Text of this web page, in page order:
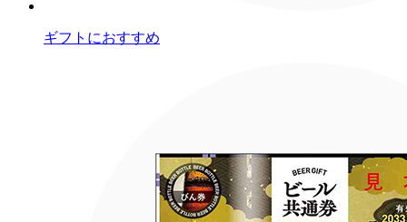
ギフトにおすすめ